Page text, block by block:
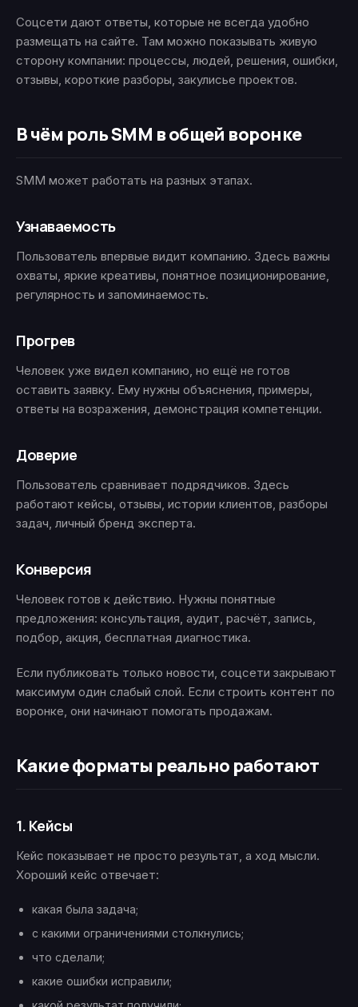
Соцсети дают ответы, которые не всегда удобно
размещать на сайте. Там можно показывать живую
сторону компании: процессы, людей, решения, ошибки,
отзывы, короткие разборы, закулисье проектов.
В чём роль SMM в общей воронке
SMM может работать на разных этапах.
Узнаваемость
Пользователь впервые видит компанию. Здесь важны
охваты, яркие креативы, понятное позиционирование,
регулярность и запоминаемость.
Прогрев
Человек уже видел компанию, но ещё не готов
оставить заявку. Ему нужны объяснения, примеры,
ответы на возражения, демонстрация компетенции.
Доверие
Пользователь сравнивает подрядчиков. Здесь
работают кейсы, отзывы, истории клиентов, разборы
задач, личный бренд эксперта.
Конверсия
Человек готов к действию. Нужны понятные
предложения: консультация, аудит, расчёт, запись,
подбор, акция, бесплатная диагностика.
Если публиковать только новости, соцсети закрывают
максимум один слабый слой. Если строить контент по
воронке, они начинают помогать продажам.
Какие форматы реально работают
1. Кейсы
Кейс показывает не просто результат, а ход мысли.
Хороший кейс отвечает:
какая была задача;
с какими ограничениями столкнулись;
что сделали;
какие ошибки исправили;